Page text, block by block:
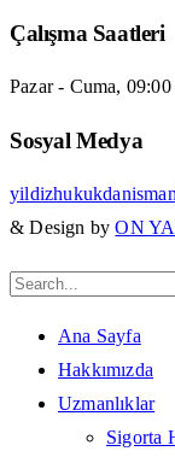
Çalışma Saatleri
Pazar - Cuma,
Sosyal Medya
& Design byON
Ana Sayfa
Hakkımızda
Uzmanlıklar
Sigorta